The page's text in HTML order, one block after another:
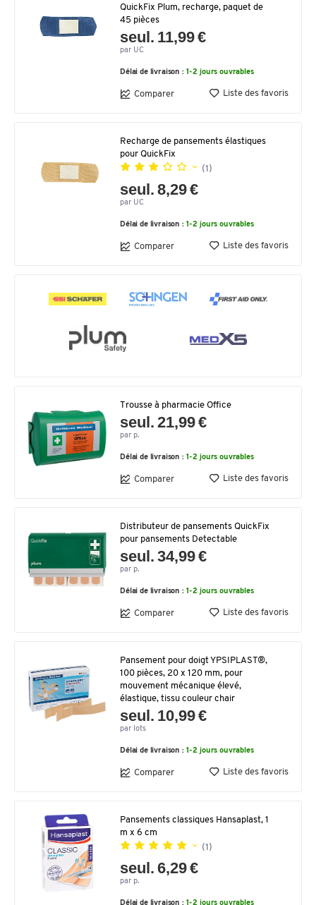
QuickFix Plum, recharge, paquet de
45 pièces
seul. 11,99 €
par UC
Délai de livraison : 1-2 jours ouvrables
Comparer Liste des favoris
Recharge de pansements élastiques
pour QuickFix
(1)
seul. 8,29 €
par UC
Délai de livraison : 1-2 jours ouvrables
Comparer Liste des favoris
Trousse à pharmacie Office
seul. 21,99 €
par p.
Délai de livraison : 1-2 jours ouvrables
Comparer Liste des favoris
Distributeur de pansements QuickFix
pour pansements Detectable
seul. 34,99 €
par p.
Délai de livraison : 1-2 jours ouvrables
Comparer Liste des favoris
Pansement pour doigt YPSIPLAST®,
100 pièces, 20 x 120 mm, pour
mouvement mécanique élevé,
élastique, tissu couleur chair
seul. 10,99 €
par lots
Délai de livraison : 1-2 jours ouvrables
Comparer Liste des favoris
Pansements classiques Hansaplast, 1
m x 6 cm
(1)
seul. 6,29 €
par p.